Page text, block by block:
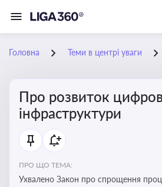
Головна Теми в центрі уваги
Про розвиток
інфраструктури
ПРО ЩО ТЕМА:
Ухвалено Закон про спрощення